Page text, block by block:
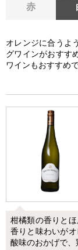
赤
オレンジに合うよ
グワインがおすす
ワインもおすすめで
柑橘類の香りと
香りと味わいが
酸味のおかげで、